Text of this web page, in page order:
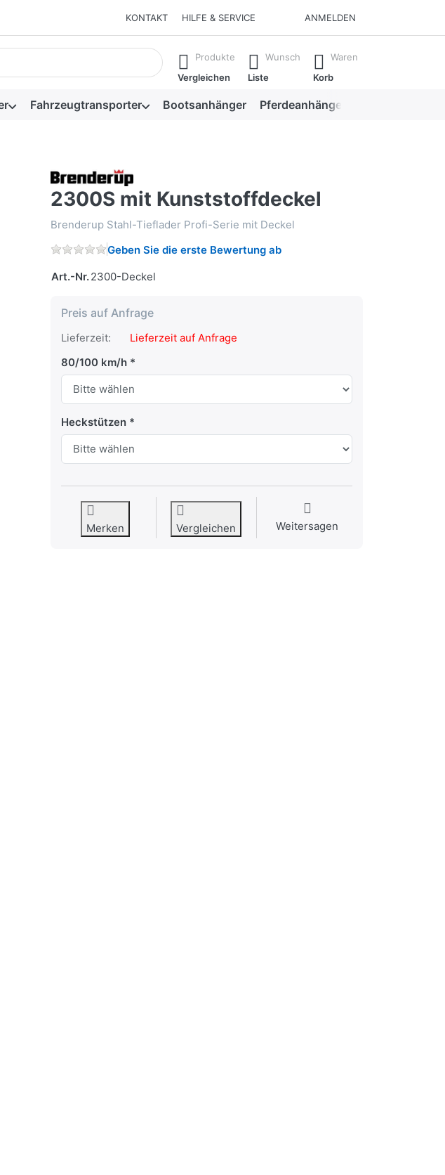
KONTAKT HILFE & SERVICE ANMELDEN
erscheinen automatisch erste Ergebnisse. Drücken Sie die Eingabetaste, um alle
Produkte
Vergleichen
Wunsch
Liste
Waren
Korb
Fahrzeugtransporter Bootsanhänger Pferdeanhänger
2300S mit Kunststoffdeckel
Brenderup Stahl-Tieflader Profi-Serie mit Deckel
Geben Sie die erste Bewertung ab
Art.-Nr.2300-Deckel
Preis auf Anfrage
Lieferzeit:
Lieferzeit auf Anfrage
80/100 km/h
Heckstützen
Merken Vergleichen Weitersagen